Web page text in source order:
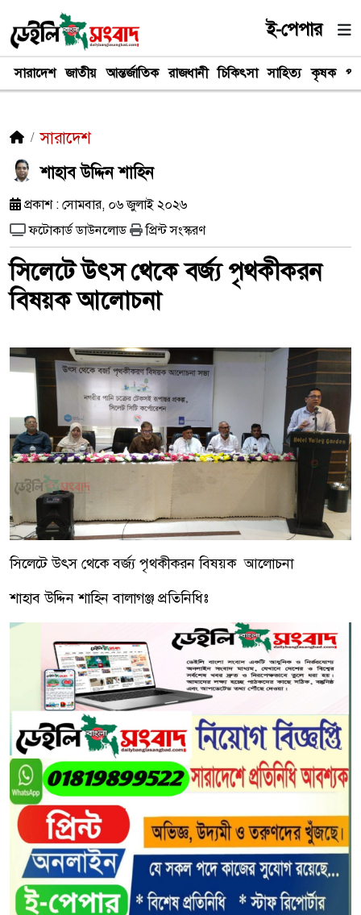
ই-পেপার
সারাদেশ জাতীয় আন্তর্জাতিক রাজধানী চিকিৎসা সাহিত্য কৃষক
সারাদেশ
শাহাব উদ্দিন শাহিন
প্রকাশ : সোমবার, ০৬ জুলাই ২০২৬
ফটোকার্ড ডাউনলোড
প্রিন্ট সংস্করণ
সিলেটে উৎস থেকে বর্জ্য পৃথকীকরন
বিষয়ক আলোচনা
সিলেটে উৎস থেকে বর্জ্য পৃথকীকরন বিষয়ক আলোচনা
শাহাব উদ্দিন শাহিন বালাগঞ্জ প্রতিনিধিঃ